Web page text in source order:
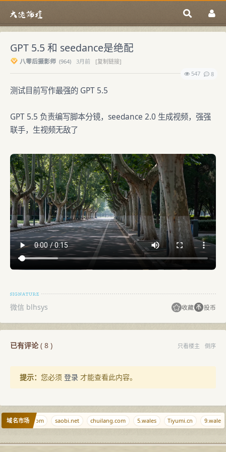
GPT 5.5 和 seedance是绝配
八零后摄影师 (964) 3月前
[复制链接]
547
8
测试目前写作最强的 GPT 5.5
GPT 5.5 负责编写脚本分镜，seedance 2.0 生成视频，强强
联手，生视频无敌了
微信 blhsys 收藏 投币
已有评论( 8 ) 只看楼主 倒序
提示： 您必须 登录 才能查看此内容。
域名市场
razeclaw.com saobi.net chuilang.com 5.wales Tiyumi.cn 9.wales